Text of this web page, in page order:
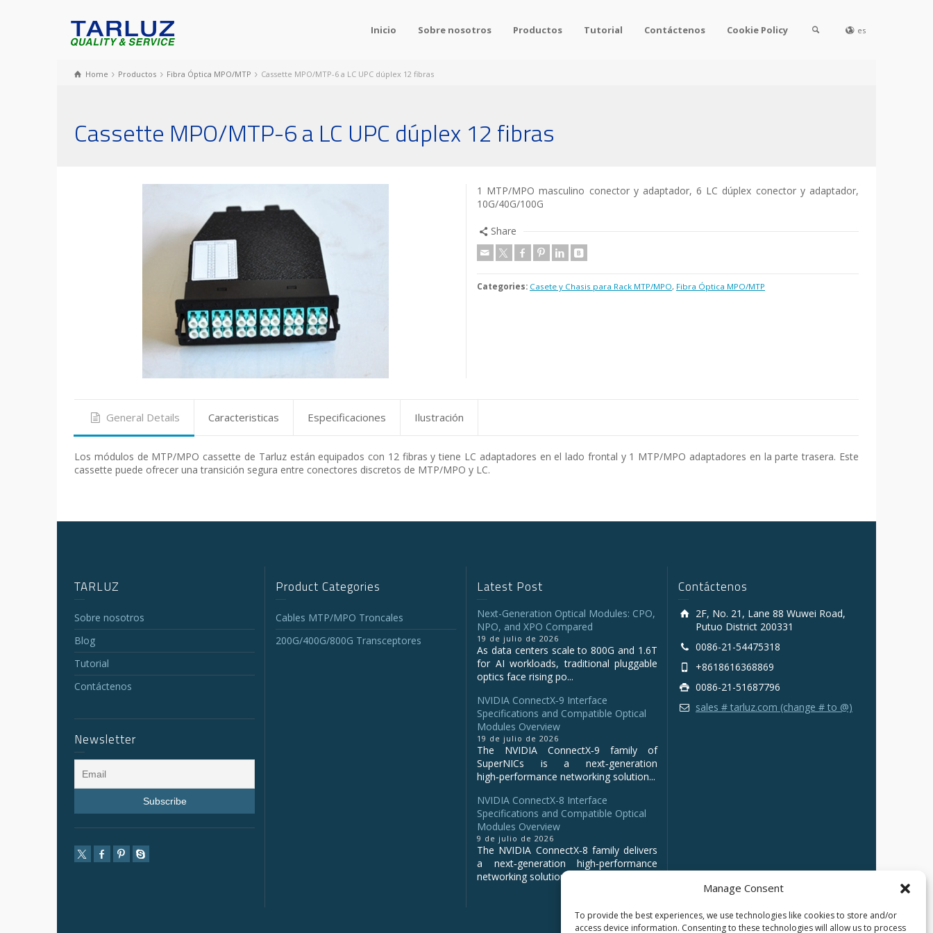
Manage Consent
To provide the best experiences, we use technologies like cookies to store and/or
access device information. Consenting to these technologies will allow us to process
Inicio Sobre nosotros Productos Tutorial Contáctenos Cookie Policy es
Home Productos Fibra Óptica MPO/MTP Cassette MPO/MTP-6 a LC UPC dúplex 12 fibras
Cassette MPO/MTP-6 a LC UPC dúplex 12 fibras
1 MTP/MPO masculino conector y adaptador, 6 LC dúplex conector y adaptador,
10G/40G/100G
Share
Categories: Casete y Chasis para Rack MTP/MPO, Fibra Óptica MPO/MTP
General Details Caracteristicas Especificaciones Ilustración
Los módulos de MTP/MPO cassette de Tarluz están equipados con 12 fibras y tiene LC adaptadores en el lado frontal y 1 MTP/MPO adaptadores en la parte trasera. Este
cassette puede ofrecer una transición segura entre conectores discretos de MTP/MPO y LC.
TARLUZ
Sobre nosotros
Blog
Tutorial
Contáctenos
Newsletter
Product Categories
Cables MTP/MPO Troncales
200G/400G/800G Transceptores
Latest Post
Next-Generation Optical Modules: CPO,
NPO, and XPO Compared
19 de julio de 2026
As data centers scale to 800G and 1.6T
for AI workloads, traditional pluggable
optics face rising po...
NVIDIA ConnectX‑9 Interface
Specifications and Compatible Optical
Modules Overview
19 de julio de 2026
The NVIDIA ConnectX‑9 family of
SuperNICs is a next‑generation
high‑performance networking solution...
NVIDIA ConnectX-8 Interface
Specifications and Compatible Optical
Modules Overview
9 de julio de 2026
The NVIDIA ConnectX‑8 family delivers
a next‑generation high‑performance
networking solution for clo...
Contáctenos
2F, No. 21, Lane 88 Wuwei Road,
Putuo District 200331
0086-21-54475318
+8618616368869
0086-21-51687796
sales # tarluz.com (change # to @)